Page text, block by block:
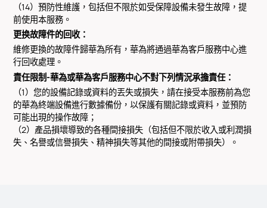
（14）預防性維護，包括但不限於如受保障設備未發生故障，提
前使用本服務。
更换故障件的回收：
維修更換的故障件歸華為所有，華為將通過華為客戶服務中心進
行回收處理。
責任限制-華為或華為客戶服務中心不對下列情況承擔責任：
（1）您的設備記錄或資料的丟失或損失，請在接受本服務前為您
的華為終端設備進行數據備份，以保護有關記錄或資料，並預防
可能出現的操作故障；
（2）產品損壞導致的各種間接損失（包括但不限於收入或利潤損
失、名譽或信譽損失、精神損失等其他的間接或附帶損失）。